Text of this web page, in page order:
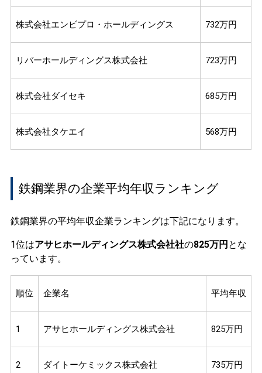
株式会社エンビプロ・ホールディングス 732万円
リバーホールディングス株式会社 723万円
株式会社ダイセキ 685万円
株式会社タケエイ 568万円
鉄鋼業界の企業平均年収ランキング
鉄鋼業界の平均年収企業ランキングは下記になります。
1位はアサヒホールディングス株式会社社の825万円 とな
っています。
順位 企業名 平均年収
1 アサヒホールディングス株式会社 825万円
2 ダイトーケミックス株式会社 735万円